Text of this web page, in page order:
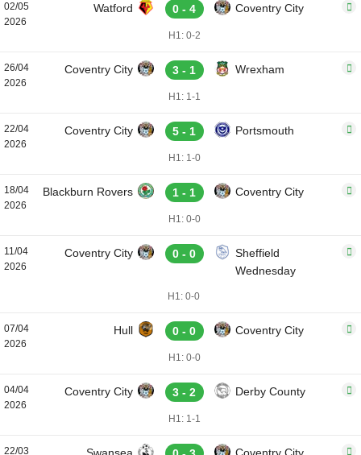
02/05
2026
Watford 0 - 4 Coventry City
H1: 0-2
26/04
2026
Coventry City 3 - 1 Wrexham
H1: 1-1
22/04
2026
Coventry City 5 - 1 Portsmouth
H1: 1-0
18/04
2026
Blackburn Rovers 1 - 1 Coventry City
H1: 0-0
11/04
2026
Coventry City 0 - 0
Sheffield
Wednesday
H1: 0-0
07/04
2026
Hull 0 - 0 Coventry City
H1: 0-0
04/04
2026
Coventry City 3 - 2 Derby County
H1: 1-1
22/03